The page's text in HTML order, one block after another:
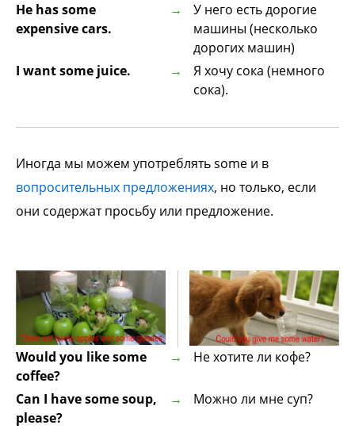
He has some
expensive cars.
У него есть дорогие
машины (несколько
дорогих машин)
I want some juice.
Я хочу сока (немного
сока).
Иногда мы можем употреблять some и в
вопросительных предложениях, но только, если
они содержат просьбу или предложение.
Would you like some
coffee?
Не хотите ли кофе?
Can I have some soup,
please?
Можно ли мне суп?